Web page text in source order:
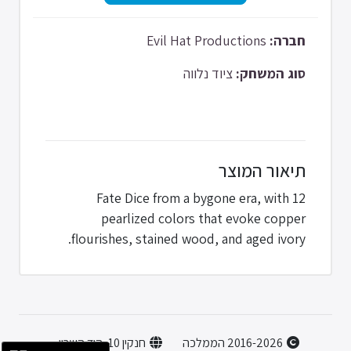
חברה:
סוג המשחק: ציוד נלווה
תיאור המוצר
12 Fate Dice from a bygone era, with
pearlized colors that evoke copper
flourishes, stained wood, and aged ivory.
חנקין 10, הוד השרון